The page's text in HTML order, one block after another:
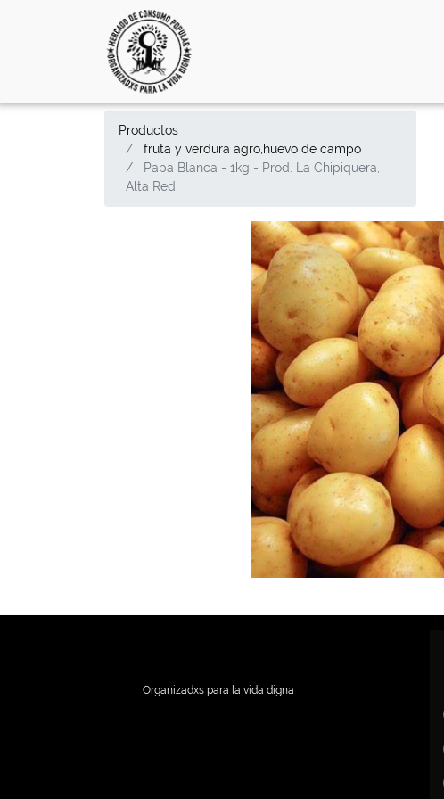
Productos
fruta y verdura agro,huevo de campo
Papa Blanca - 1kg - Prod. La Chipiquera,
Alta Red
Organizadxs para la vida digna